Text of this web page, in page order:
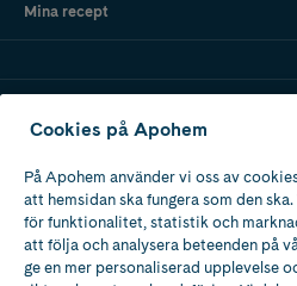
Mina recept
Apotek med tillstånd
av Läkemedelsverket
Cookies på Apohem
På Apohem använder vi oss av
att hemsidan ska fungera som den
för funktionalitet, statistik och
att följa och analysera beteenden på
ge en mer personaliserad upplevelse